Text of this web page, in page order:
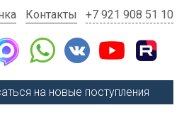
Контакты +7 921 908 51 10
на новые поступления